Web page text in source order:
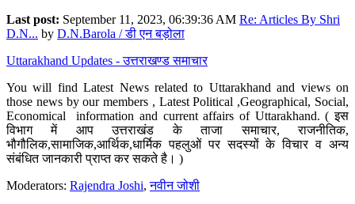
Last post: September 11, 2023, 06:39:36 AM Re: Articles By Shri
D.N... by D.N.Barola / डी एन बड़ोला
Uttarakhand Updates - उत्तराखण्ड समाचार
You will find Latest News related to Uttarakhand and views on
those news by our members , Latest Political ,Geographical, Social,
Economical information and current affairs of Uttarakhand. ( इस
विभाग में आप उत्तराखंड के ताजा समाचार, राजनीतिक,
भौगौलिक,सामाजिक,आर्थिक,धार्मिक पहलुओं पर सदस्यों के विचार व अन्य
संबंधित जानकारी प्राप्त कर सकते है। )
Moderators: Rajendra Joshi,नवीन जोशी